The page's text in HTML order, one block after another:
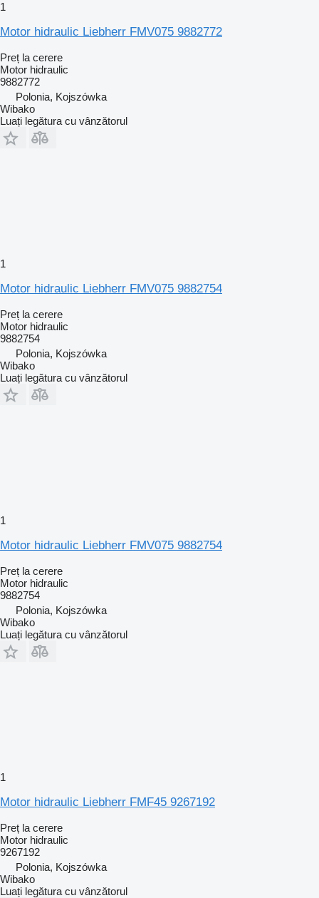
1
Motor hidraulic Liebherr FMV075 9882772
Preț la cerere
Motor hidraulic
9882772
Polonia, Kojszówka
Wibako
Luați legătura cu vânzătorul
1
Motor hidraulic Liebherr FMV075 9882754
Preț la cerere
Motor hidraulic
9882754
Polonia, Kojszówka
Wibako
Luați legătura cu vânzătorul
1
Motor hidraulic Liebherr FMV075 9882754
Preț la cerere
Motor hidraulic
9882754
Polonia, Kojszówka
Wibako
Luați legătura cu vânzătorul
1
Motor hidraulic Liebherr FMF45 9267192
Preț la cerere
Motor hidraulic
9267192
Polonia, Kojszówka
Wibako
Luați legătura cu vânzătorul